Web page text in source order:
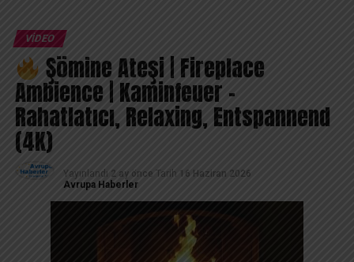
VIDEO
Şömine Ateşi | Fireplace
Ambience | Kaminfeuer –
Rahatlatıcı, Relaxing, Entspannend
(4K)
Yayınlandı 2 ay önce Tarih
16 Haziran 2026
Avrupa Haberler